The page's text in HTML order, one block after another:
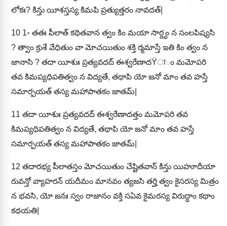
లోకః? కిన్తు యీశస్తస్య కిమపి ప్రత్యుత్తరం నావదత్|
10 1॰ తతః పీలాత్ కథితవాన త్వం కిం మయా సార్ద్ధం న సంలపిష్యసి
? త్వాం క్రుశే వేధితుం వా మోచయితుం శక్తి ర్మమాస్తే ఇతి కిం త్వం న
జానాసి ? తదా యీశుః ప్రత్యవదద్ ఈశ్వరేణాదŸाం మమోపరి
తవ కిమప్యధిపతిత్వం న విద్యతే, తథాపి యో జనో మాం తవ హస్తే
సమార్పయత్ తస్య మహాపాతకం జాతమ్|
11 తదా యీశుః ప్రత్యవదద్ ఈశ్వరేణాదత్తం మమోపరి తవ
కిమప్యధిపతిత్వం న విద్యతే, తథాపి యో జనో మాం తవ హస్తే
సమార్పయత్ తస్య మహాపాతకం జాతమ్|
12 తదారభ్య పీలాతస్తం మోచయితుం చేష్టితవాన్ కిన్తు యిహూదీయా
రువన్తో వ్యాహరన్ యదీమం మానవం త్యజసి తర్హి త్వం కైసరస్య మిత్రం
న భవసి, యో జనః స్వం రాజానం వక్తి సఏవ కైమరస్య విరుద్ధాం కథాం
కథయతి|